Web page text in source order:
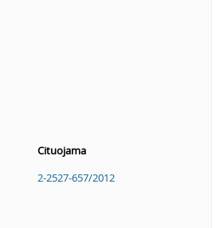
Cituojama
2-2527-657/2012